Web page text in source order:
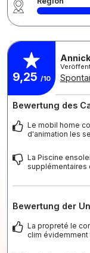
9,25 /10
Bewertung des
Le mobil home
d'animation les
La Piscine
supplémentaires
Bewertung der
La propreté le
clim évidemment